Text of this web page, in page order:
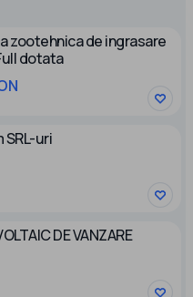
zootehnica de ingrasare
dotata
uri
DE VANZARE